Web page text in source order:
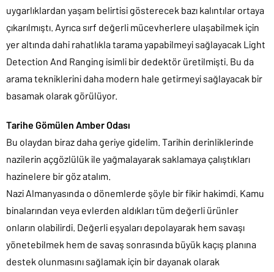
uygarlıklardan yaşam belirtisi gösterecek bazı kalıntılar ortaya
çıkarılmıştı. Ayrıca sırf değerli mücevherlere ulaşabilmek için
yer altında dahi rahatlıkla tarama yapabilmeyi sağlayacak Light
Detection And Ranging isimli bir dedektör üretilmişti. Bu da
arama tekniklerini daha modern hale getirmeyi sağlayacak bir
basamak olarak görülüyor.
Tarihe Gömülen Amber Odası
Bu olaydan biraz daha geriye gidelim. Tarihin derinliklerinde
nazilerin açgözlülük ile yağmalayarak saklamaya çalıştıkları
hazinelere bir göz atalım.
Nazi Almanyasında o dönemlerde şöyle bir fikir hakimdi. Kamu
binalarından veya evlerden aldıkları tüm değerli ürünler
onların olabilirdi. Değerli eşyaları depolayarak hem savaşı
yönetebilmek hem de savaş sonrasında büyük kaçış planına
destek olunmasını sağlamak için bir dayanak olarak